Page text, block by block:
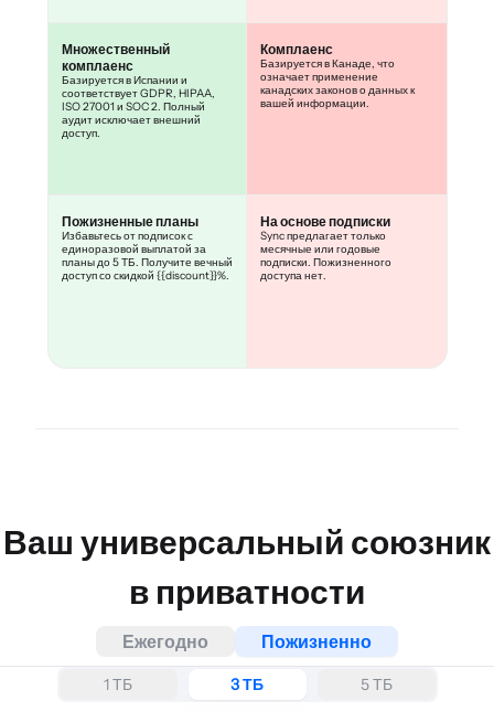
Множественный
комплаенс
Базируется в Испании и
соответствует GDPR, HIPAA,
ISO 27001 и SOC 2. Полный
аудит исключает внешний
доступ.
Пожизненные планы
Избавьтесь от подписок с
единоразовой выплатой за
планы до 5 ТБ. Получите вечный
доступ со скидкой {{discount}}%.
Комплаенс
Базируется в Канаде, что
означает применение
канадских законов о данных к
вашей информации.
На основе подписки
Sync предлагает только
месячные или годовые
подписки. Пожизненного
доступа нет.
Ваш универсальный союзник
в приватности
Ежегодно Пожизненно
1 ТБ 3 ТБ 5 ТБ